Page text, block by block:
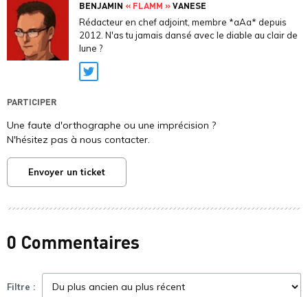
BENJAMIN « FLAMM »VANESE
Rédacteur en chef adjoint, membre *aAa* depuis
2012. N'as tu jamais dansé avec le diable au clair de
lune ?
Twitter
PARTICIPER
Une faute d'orthographe ou une imprécision ?
N'hésitez pas à nous contacter.
Envoyer un ticket
0 Commentaires
Filtre :